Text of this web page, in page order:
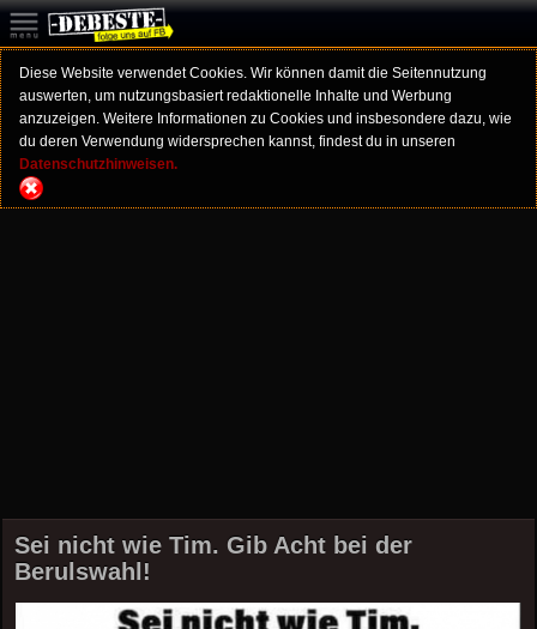
Diese Website verwendet Cookies. Wir können damit die Seitennutzung
auswerten, um nutzungsbasiert redaktionelle Inhalte und Werbung
anzuzeigen. Weitere Informationen zu Cookies und insbesondere dazu, wie
du deren Verwendung widersprechen kannst, findest du in unseren
Datenschutzhinweisen.
Sei nicht wie Tim. Gib Acht bei der
Berulswahl!